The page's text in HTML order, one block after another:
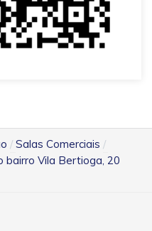
Salas Comerciais
bairro Vila Bertioga, 20